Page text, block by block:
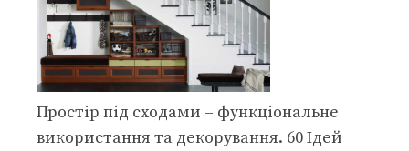
Простір під сходами – функціональне
використання та декорування. 60 Ідей